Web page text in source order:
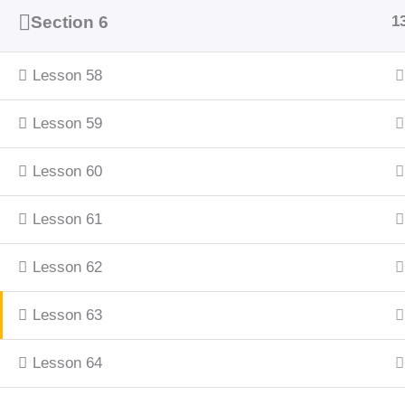
Section 6
Lesson 58
Lesson 59
Lesson 60
Lesson 61
Lesson 62
Lesson 63
Lesson 64